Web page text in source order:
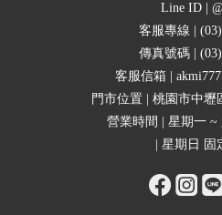
Line ID |
客服專線 |
傳真號碼 |
客服信箱 |
門市位置 | 桃園市中壢
營業時間 | 星期一 ~
| 星期日 固